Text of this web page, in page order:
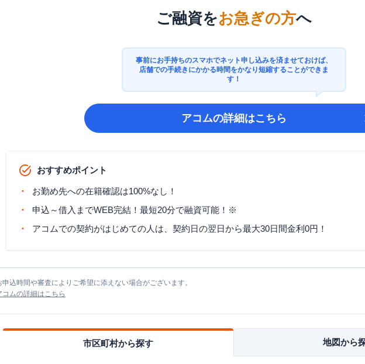
ご融資をお急ぎの方へ
事前にお手持ちのスマホでネット申し込みを済ませておけば、
店舗での手続きにかかる時間をかなり短縮することができま
す！
アコムの詳細はこちら
おすすめポイント
お勤め先への在籍確認は100%なし！
申込～借入までWEB完結！最短20分で融資可能！※
アコムでの契約がはじめての人は、契約日の翌日から最大30日間金利0円！
申込時間や審査によりご希望に添えない場合がございます。
コムの詳細はこちら
市区町村から探す 地図から